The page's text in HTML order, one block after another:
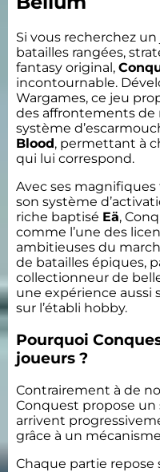
Si vous recherchez
batailles rangées,
fantasy original,
incontournable.
Wargames, ce jeu
des affrontements de
système
Blood, permettant à
qui lui correspond.
Avec ses
son système
riche baptisé Eä,
comme l’une des
ambitieuses du
de batailles épiques,
collectionneur de
une expérience aussi
sur l’établi hobby.
Pourquoi
joueurs ?
Contrairement à de
Conquest propose
arrivent
grâce à un
Chaque partie repose